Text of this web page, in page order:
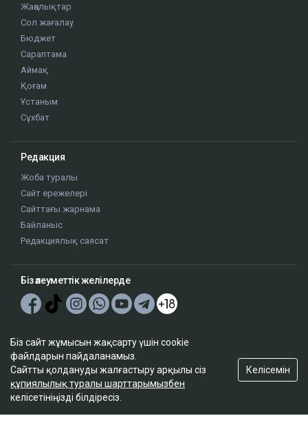
Жаңалықтар
Сол жағалау
Бюджет
Сараптама
Аймақ
Қоғам
Ұстаным
Сұхбат
Редакция
Жоба туралы
Сайт ережелері
Сайттағы жарнама
Байланыс
Редакциялық саясат
Біз әлеуметтік желілерде
Біз сайт жұмысын жақсарту үшін cookie
файлдарын пайдаланамыз.
Сайтты қолдануды жалғастыру арқылы сіз
құпиялылық туралы шарттарымызбен
келісетініңізді білдіресіз.
Келісемін